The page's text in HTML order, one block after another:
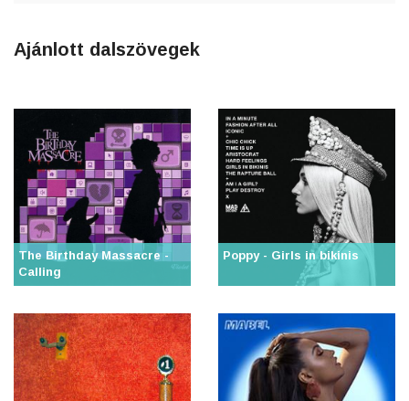
Ajánlott dalszövegek
The Birthday Massacre -
Calling
Poppy - Girls in bikinis